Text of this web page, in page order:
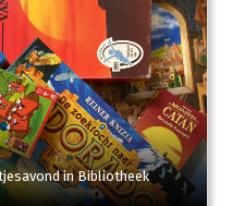
in Bibliotheek